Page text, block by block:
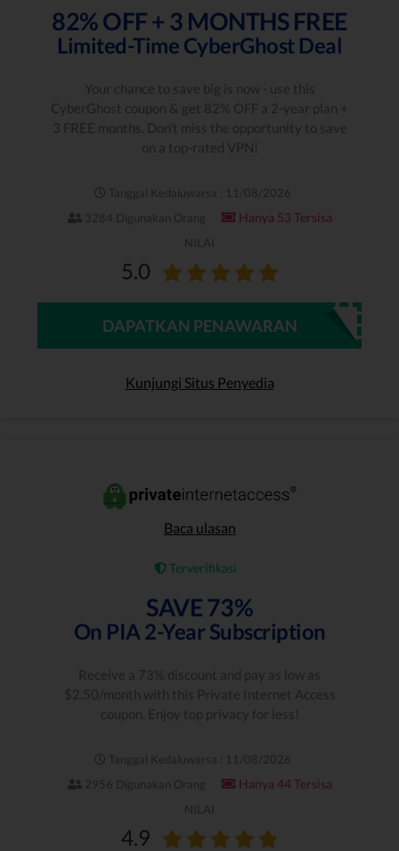
82% OFF + 3 MONTHS FREE
Limited-Time CyberGhost Deal
Your chance to save big is now - use this
CyberGhost coupon & get 82% OFF a 2-year plan +
3 FREE months. Don't miss the opportunity to save
on a top-rated VPN!
Tanggal Kedaluwarsa : 11/08/2026
3284 Digunakan Orang
Hanya 53 Tersisa
NILAI
5.0
DAPATKAN PENAWARAN
Kunjungi Situs Penyedia
Baca ulasan
Terverifikasi
SAVE 73%
On PIA 2-Year Subscription
Receive a 73% discount and pay as low as
$2.50/month with this Private Internet Access
coupon. Enjoy top privacy for less!
Tanggal Kedaluwarsa : 11/08/2026
2956 Digunakan Orang
Hanya 44 Tersisa
NILAI
4.9